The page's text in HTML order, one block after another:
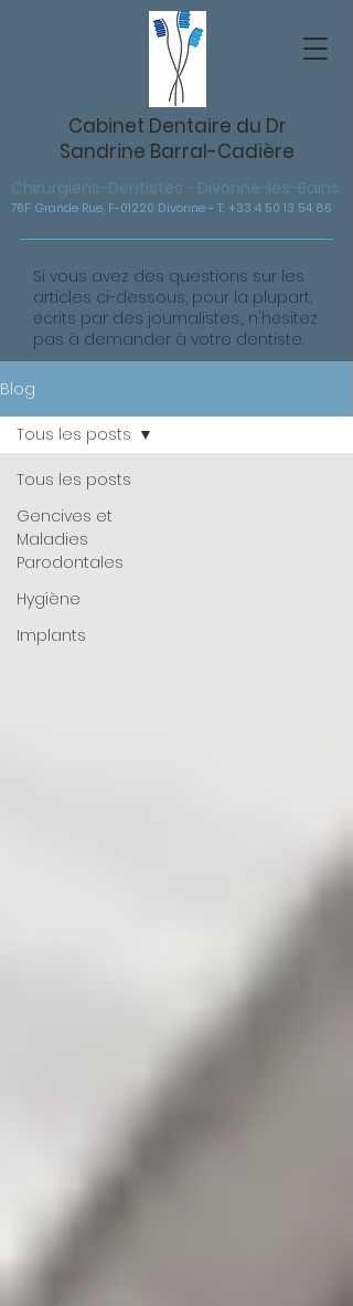
76F Grande Rue, F-01220 Divonne - T: +33 4 50 13 54 86
Cabinet Dentaire du Dr
Sandrine Barral-Cadière
Chirurgiens-Dentistes - Divonne-les-Bains
Si vous avez des questions sur les
articles ci-dessous, pour la plupart,
écrits par des journalistes,, n'hésitez
pas à demander à votre dentiste.
Blog
Tous les posts
Gencives et
Maladies
Parodontales
Hygiène
Implants
Tous les posts